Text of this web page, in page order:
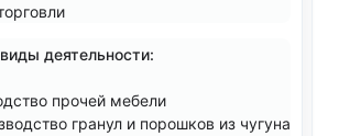
деятельности:
прочей мебели
гранул и порошков из чугуна